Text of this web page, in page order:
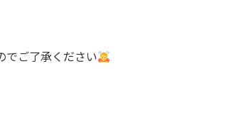
でご了承ください